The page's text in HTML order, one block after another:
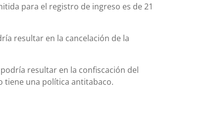
para el registro de ingreso es de 21
resultar en la cancelación de la
resultar en la confiscación del
tiene una política antitabaco.